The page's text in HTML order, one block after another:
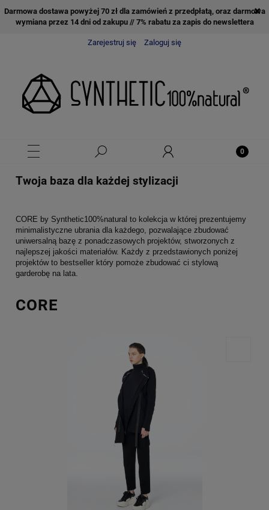
Darmowa dostawa powyżej 70 zł dla zamówień z przedpłatą, oraz darmowa
wymiana przez 14 dni od zakupu // 7% rabatu za zapis do newslettera
Zarejestruj się Zaloguj się
Twoja baza dla każdej stylizacji
CORE by Synthetic100%natural to kolekcja w której prezentujemy
minimalistyczne ubrania dla każdego, pozwalające zbudować
uniwersalną bazę z ponadczasowych projektów, stworzonych z
najlepszej jakości materiałów. Każdy z przedstawionych poniżej
projektów to bestseller który pomoże zbudować ci stylową
garderobę na lata.
CORE